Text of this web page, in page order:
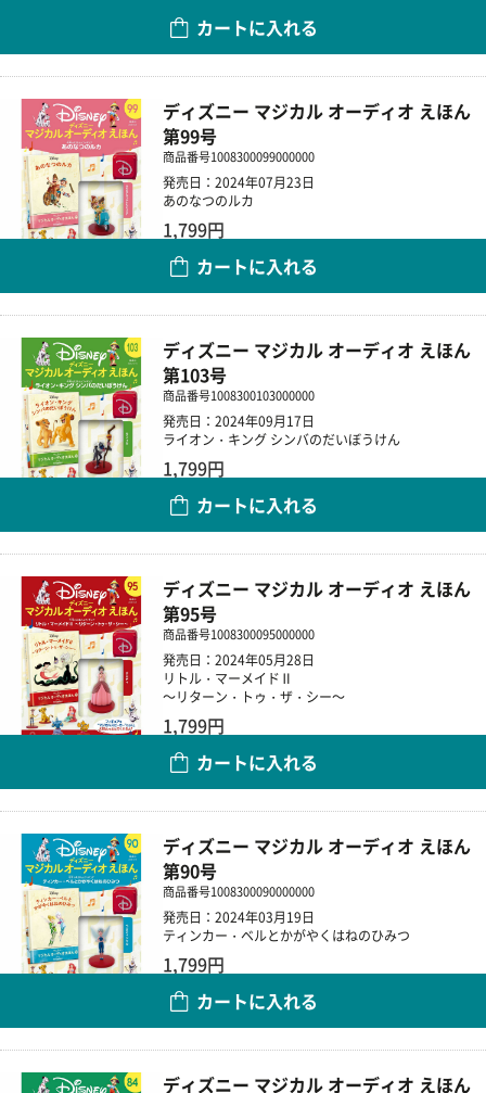
カートに入れる
ディズニー マジカル オーディオ えほん
第99号
商品番号1008300099000000
発売日：2024年07月23日
あのなつのルカ
1,799円
カートに入れる
ディズニー マジカル オーディオ えほん
第103号
商品番号1008300103000000
発売日：2024年09月17日
ライオン・キング シンバのだいぼうけん
1,799円
カートに入れる
ディズニー マジカル オーディオ えほん
第95号
商品番号1008300095000000
発売日：2024年05月28日
リトル・マーメイドⅡ
～リターン・トゥ・ザ・シー～
1,799円
カートに入れる
ディズニー マジカル オーディオ えほん
第90号
商品番号1008300090000000
発売日：2024年03月19日
ティンカー・ベルとかがやくはねのひみつ
1,799円
カートに入れる
ディズニー マジカル オーディオ えほん